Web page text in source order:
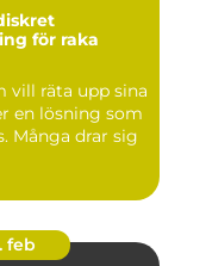
för raka
vill räta upp sina
en lösning som
Många drar sig
feb